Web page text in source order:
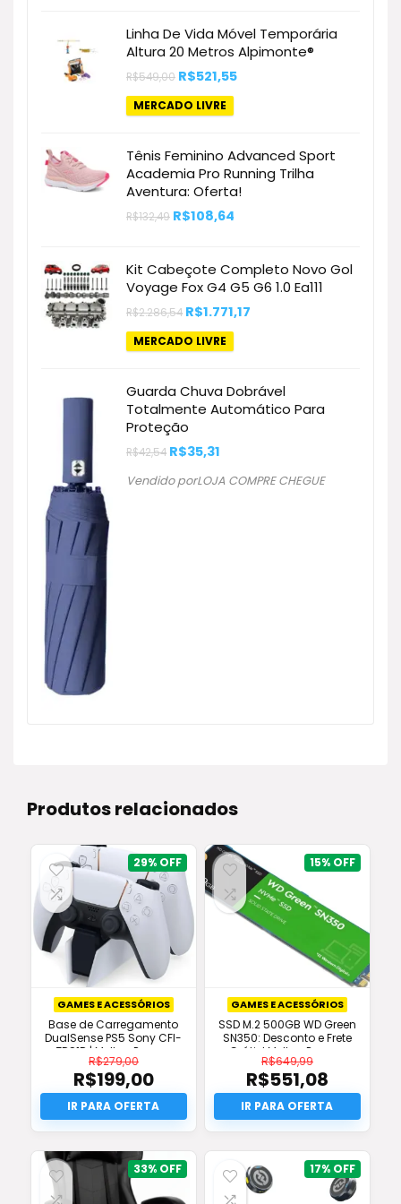
Linha De Vida Móvel Temporária
Altura 20 Metros Alpimonte®
R$549,00 O
original
era:
R$521,55O
MERCADO LIVRE
Tênis Feminino Advanced Sport
Academia Pro Running Trilha
Aventura: Oferta!
R$132,49 O
R$132,49.
R$108,64
R$108,64.
Kit Cabeçote Completo Novo Gol
Voyage Fox G4 G5 G6 1.0 Ea111
R$2.286,54 O
original
era:
R$1.771,17
MERCADO LIVRE
Guarda Chuva Dobrável
Totalmente Automático Para
Proteção
R$42,54 O
original
era:
R$35,31
atual
Vendido porLOJA COMPRE CHEGUE
Produtos relacionados
29%
GAMES E ACESSÓRIOS
Base de Carregamento
DualSense PS5 Sony CFI-
ZDS1R | Melhor Preço e
Original
R$279,00
O
preço
original
era:
R$279,00.
R$199,00
O
preço
atual
é:
R$199,00.
15%
GAMES E ACESSÓRIOS
SSD M.2 500GB WD Green
SN350: Desconto e Frete
Grátis! Melhor Preço e
Original!
R$649,99
O
preço
original
era:
R$649,99.
R$551,08
O
preço
atual
é:
R$551,08.
33% 17%